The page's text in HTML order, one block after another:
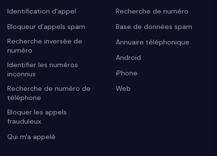
Identification d'appel
Bloqueur d'appels spam
Recherche inversée de
numéro
Identifier les numéros
inconnus
Recherche de numéro de
téléphone
Bloquer les appels
frauduleux
Qui m'a appelé
Recherche de numéro
Base de données spam
Annuaire téléphonique
Android
iPhone
Web